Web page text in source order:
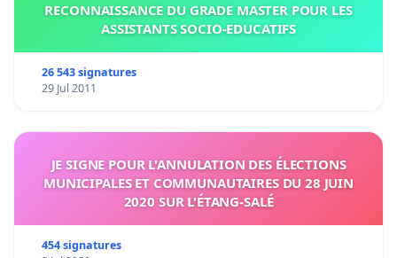
RECONNAISSANCE DU GRADE MASTER POUR LES
ASSISTANTS SOCIO-EDUCATIFS
26 543 signatures
29 Jul 2011
JE SIGNE POUR L'ANNULATION DES ÉLECTIONS
MUNICIPALES ET COMMUNAUTAIRES DU 28 JUIN
2020 SUR L'ÉTANG-SALÉ
454 signatures